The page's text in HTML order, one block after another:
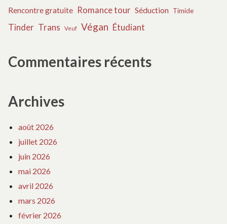
Rencontre gratuite Romance tour Séduction Timide
Tinder Trans Veuf Végan Étudiant
Commentaires récents
Archives
août 2026
juillet 2026
juin 2026
mai 2026
avril 2026
mars 2026
février 2026